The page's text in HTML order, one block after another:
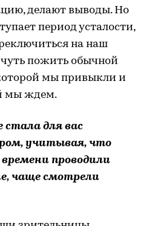
делают выводы. Но
период усталости,
на наш
пожить обычной
мы привыкли и
мы ждем.
стала для вас
учитывая, что
проводили
чаще смотрели